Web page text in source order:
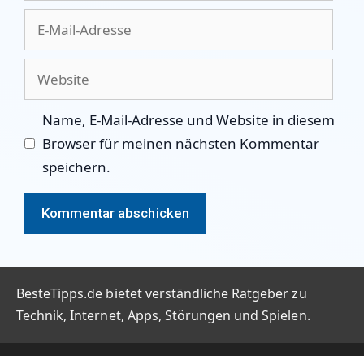
Name, E-Mail-Adresse und Website in diesem
Browser für meinen nächsten Kommentar
speichern.
BesteTipps.de bietet verständliche Ratgeber zu
Technik, Internet, Apps, Störungen und Spielen.